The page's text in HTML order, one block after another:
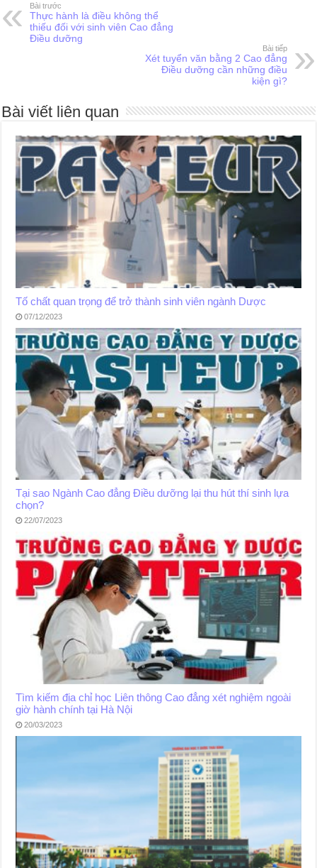
Bài trước
Thực hành là điều không thể
thiếu đối với sinh viên Cao đẳng
Điều dưỡng
Bài tiếp
Xét tuyển văn bằng 2 Cao đẳng
Điều dưỡng cần những điều
kiện gì?
Bài viết liên quan
Tố chất quan trọng để trở thành sinh viên ngành Dược
07/12/2023
Tại sao Ngành Cao đẳng Điều dưỡng lại thu hút thí sinh lựa
chọn?
22/07/2023
Tìm kiếm địa chỉ học Liên thông Cao đẳng xét nghiệm ngoài
giờ hành chính tại Hà Nội
20/03/2023